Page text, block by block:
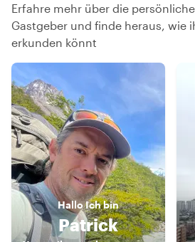
Erfahre mehr über die
Gastgeber und finde heraus, wie
erkunden könnt
HalloIch bin
Patrick